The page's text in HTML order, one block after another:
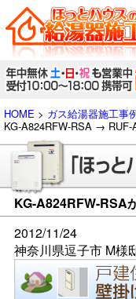
HOME > ガス給湯器施工事
KG-A824RFW-RSA → RUF-
KG-A824RFW-RSA
2012/11/24
神奈川県逗子市 M様